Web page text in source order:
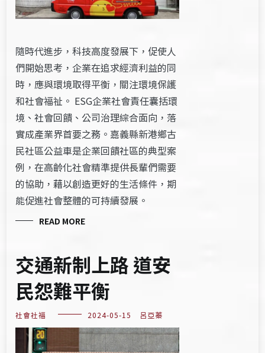
隨時代進步，科技高度發展下，促使人
們開始思考，企業在追求經濟利益的同
時，應與環境取得平衡，關注環境保護
和社會福祉。 ESG企業社會責任囊括環
境、社會回饋、公司治理綜合面向，落
實成產業界首要之務。嘉義縣新港鄉古
民社區公益車是企業回饋社區的典型案
例，在高齡化社會精準提供長輩們需要
的協助，藉以創造更好的生活條件，期
能促進社會整體的可持續發展。
READ MORE
交通新制上路 道安
民怨難平衡
社會社福 2024-05-15 呂亞蓁